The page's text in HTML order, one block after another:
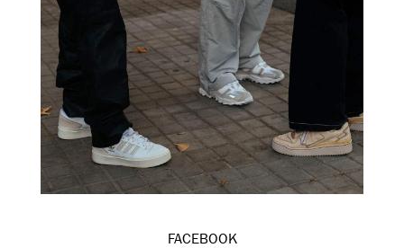
FACEBOOK